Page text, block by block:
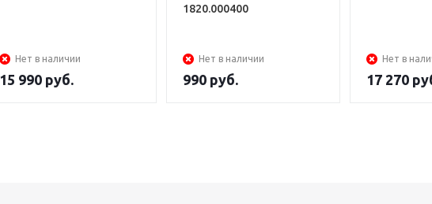
Нет в наличии
15 990 руб.
1820.000400
Нет в наличии
990 руб.
Нет в
17 270